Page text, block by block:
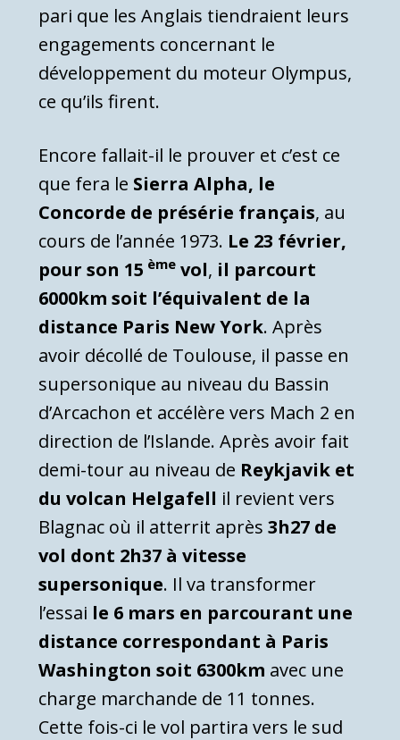
pari que les Anglais tiendraient leurs
engagements concernant le
développement du moteur Olympus,
ce qu’ils firent.
Encore fallait-il le prouver et c’est ce
que fera le Sierra Alpha, le
Concorde de présérie français, au
cours de l’année 1973. Le 23 février,
pour son 15 èmevol, il parcourt
6000km soit l’équivalent de la
distance Paris New York. Après
avoir décollé de Toulouse, il passe en
supersonique au niveau du Bassin
d’Arcachon et accélère vers Mach 2 en
direction de l’Islande. Après avoir fait
demi-tour au niveau de Reykjavik et
du volcan Helgafell il revient vers
Blagnac où il atterrit après 3h27 de
vol dont 2h37 à vitesse
supersonique. Il va transformer
l’essai le 6 mars en parcourant une
distance correspondant à Paris
Washington soit 6300km avec une
charge marchande de 11 tonnes.
Cette fois-ci le vol partira vers le sud